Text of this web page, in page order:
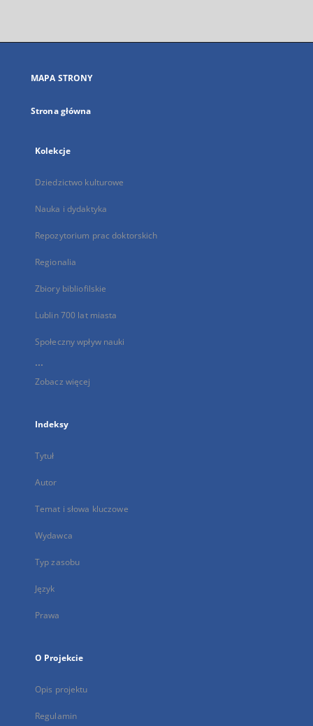
się
karcie
MAPA STRONY
Strona główna
Kolekcje
Dziedzictwo kulturowe
Nauka i dydaktyka
Repozytorium prac doktorskich
Regionalia
Zbiory bibliofilskie
Lublin 700 lat miasta
Społeczny wpływ nauki
...
Zobacz więcej
Indeksy
Tytuł
Autor
Temat i słowa kluczowe
Wydawca
Typ zasobu
Język
Prawa
O Projekcie
Opis projektu
Regulamin